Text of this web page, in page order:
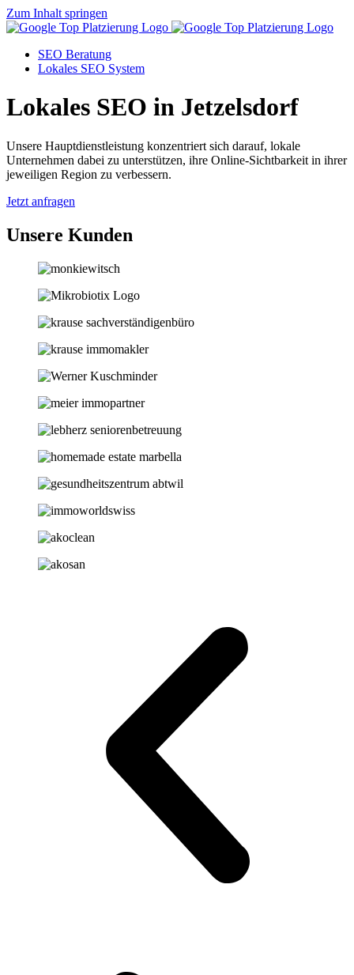
Zum Inhalt springen
SEO Beratung
Lokales SEO System
Lokales SEO in Jetzelsdorf
Unsere Hauptdienstleistung konzentriert sich darauf, lokale
Unternehmen dabei zu unterstützen, ihre Online-Sichtbarkeit in ihrer
jeweiligen Region zu verbessern.
Jetzt anfragen
Unsere Kunden